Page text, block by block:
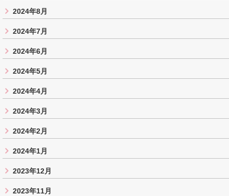
2024年8月
2024年7月
2024年6月
2024年5月
2024年4月
2024年3月
2024年2月
2024年1月
2023年12月
2023年11月